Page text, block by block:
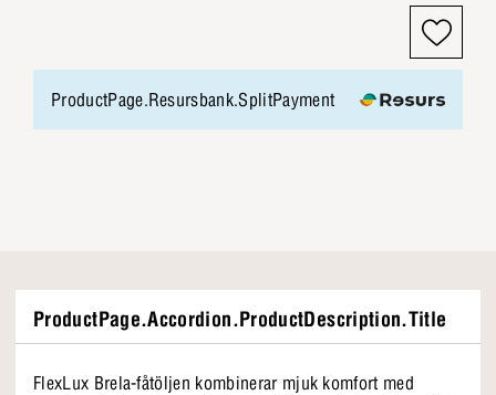
ProductPage.Resursbank.SplitPayment
ProductPage.Accordion.ProductDescription.Title
FlexLux Brela-fåtöljen kombinerar mjuk komfort med